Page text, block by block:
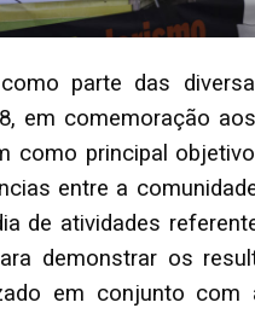
parte das
em comemoração
como principal
entre a
de atividades
demonstrar os
em conjunto com